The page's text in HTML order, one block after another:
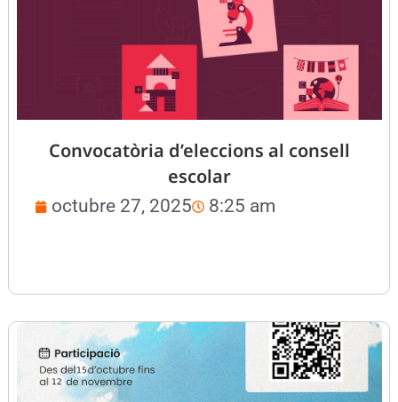
Convocatòria d’eleccions al consell
escolar
octubre 27, 2025 8:25 am